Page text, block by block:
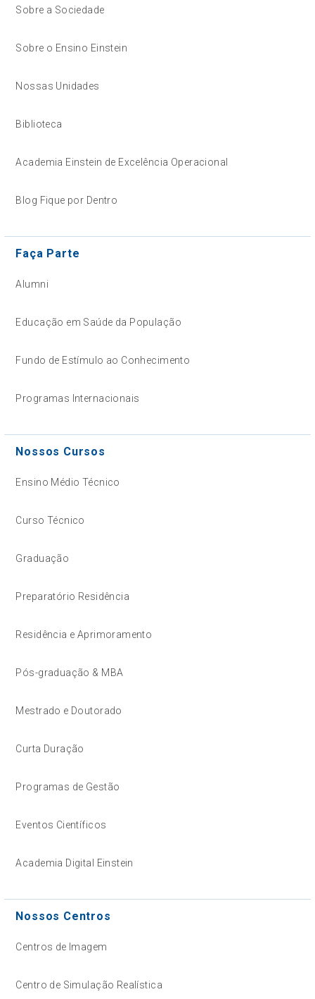
Sobre a Sociedade
Sobre o Ensino Einstein
Nossas Unidades
Biblioteca
Academia Einstein de Excelência Operacional
Blog Fique por Dentro
Faça Parte
Alumni
Educação em Saúde da População
Fundo de Estímulo ao Conhecimento
Programas Internacionais
Nossos Cursos
Ensino Médio Técnico
Curso Técnico
Graduação
Preparatório Residência
Residência e Aprimoramento
Pós-graduação & MBA
Mestrado e Doutorado
Curta Duração
Programas de Gestão
Eventos Científicos
Academia Digital Einstein
Nossos Centros
Centros de Imagem
Centro de Simulação Realística